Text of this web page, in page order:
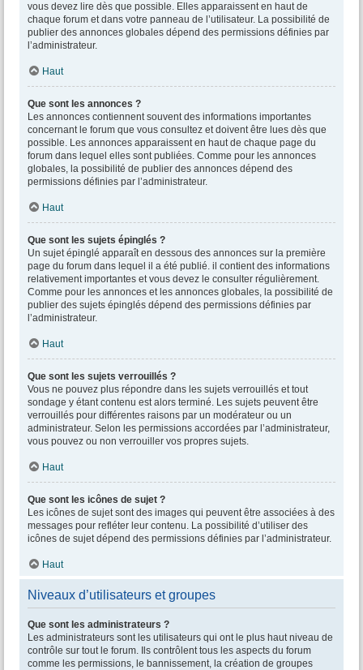
vous devez lire dès que possible. Elles apparaissent en haut de
chaque forum et dans votre panneau de l’utilisateur. La possibilité de
publier des annonces globales dépend des permissions définies par
l’administrateur.
Haut
Que sont les annonces ?
Les annonces contiennent souvent des informations importantes
concernant le forum que vous consultez et doivent être lues dès que
possible. Les annonces apparaissent en haut de chaque page du
forum dans lequel elles sont publiées. Comme pour les annonces
globales, la possibilité de publier des annonces dépend des
permissions définies par l’administrateur.
Haut
Que sont les sujets épinglés ?
Un sujet épinglé apparaît en dessous des annonces sur la première
page du forum dans lequel il a été publié. il contient des informations
relativement importantes et vous devez le consulter régulièrement.
Comme pour les annonces et les annonces globales, la possibilité de
publier des sujets épinglés dépend des permissions définies par
l’administrateur.
Haut
Que sont les sujets verrouillés ?
Vous ne pouvez plus répondre dans les sujets verrouillés et tout
sondage y étant contenu est alors terminé. Les sujets peuvent être
verrouillés pour différentes raisons par un modérateur ou un
administrateur. Selon les permissions accordées par l’administrateur,
vous pouvez ou non verrouiller vos propres sujets.
Haut
Que sont les icônes de sujet ?
Les icônes de sujet sont des images qui peuvent être associées à des
messages pour refléter leur contenu. La possibilité d’utiliser des
icônes de sujet dépend des permissions définies par l’administrateur.
Haut
Niveaux d’utilisateurs et groupes
Que sont les administrateurs ?
Les administrateurs sont les utilisateurs qui ont le plus haut niveau de
contrôle sur tout le forum. Ils contrôlent tous les aspects du forum
comme les permissions, le bannissement, la création de groupes